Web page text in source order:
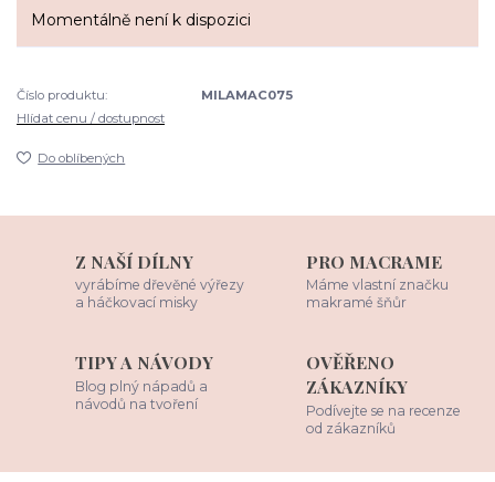
Momentálně není k dispozici
Číslo produktu:
MILAMAC075
Hlídat cenu / dostupnost
Do oblíbených
Z NAŠÍ DÍLNY
vyrábíme dřevěné výřezy
a háčkovací misky
PRO MACRAME
Máme vlastní značku
makramé šňůr
TIPY A NÁVODY
Blog plný nápadů a
návodů na tvoření
OVĚŘENO
ZÁKAZNÍKY
Podívejte se na recenze
od zákazníků